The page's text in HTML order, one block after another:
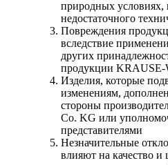
природных
недостаточного
Повреждения
вследствие
других
продукции
Изделия, которые
изменениям,
стороны
Со. KG или
представителями
Незначительные
влияют на качество и